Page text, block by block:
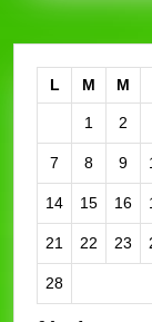
L M M
1 2
7 8 9
14 15 16
21 22 23
28